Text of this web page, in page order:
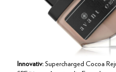
Innovativ: Supercharged Cocoa